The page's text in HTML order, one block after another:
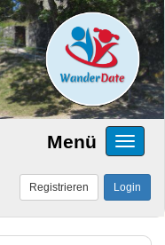
Menü
Login
Registrieren